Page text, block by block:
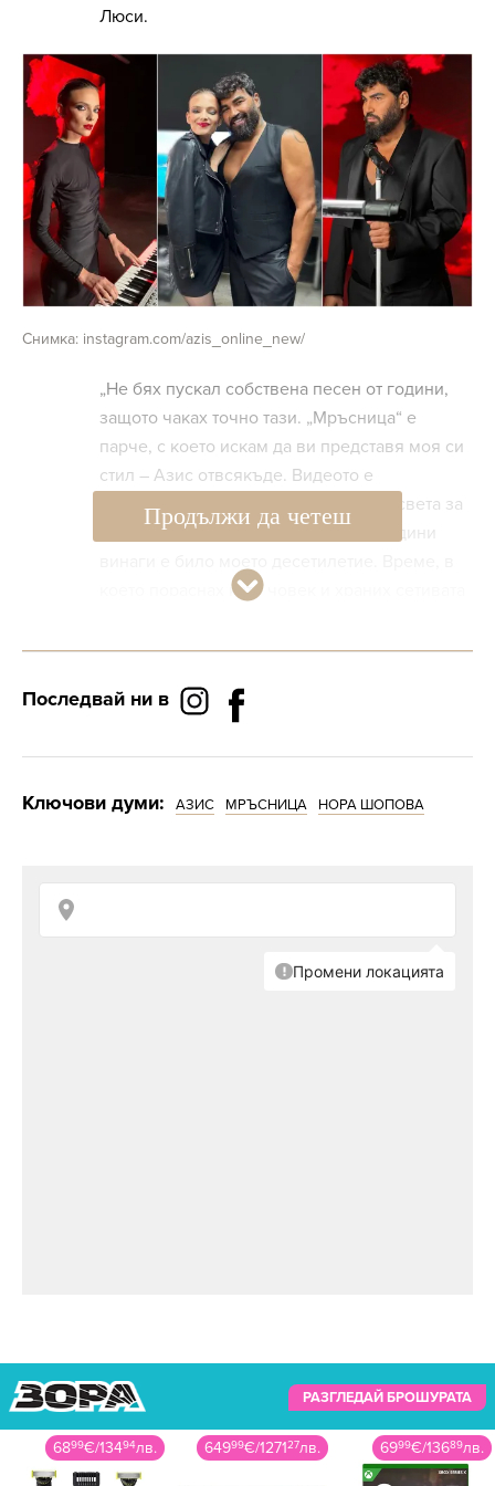
Люси.
Снимка: instagram.com/azis_online_new/
„Не бях пускал собствена песен от години,
защото чаках точно тази. „Мръсница“ е
парче, с което искам да ви представя моя си
стил – Азис отвсякъде. Видеото е
вдъхновено от най-айконик видеа в света за
всички времена. Епохата на 80-те години
което пораснах като човек и храних сетивата
незабравими моменти и красиви спомени с
своите фенове.
Продължи да четеш
Последвай ни в
Ключови думи: АЗИС МРЪСНИЦА НОРА ШОПОВА
РАЗГЛЕДАЙ БРОШУРАТА
6899€/13494лв. 64999€/127127лв. 6999€/13689лв.